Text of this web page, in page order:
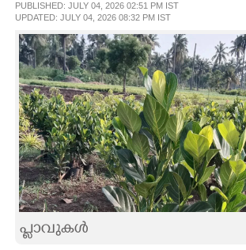
SPIRITUAL
INFO+
ART
ASTRO
PUBLISHED: JULY 04, 2026 02:51 PM IST
UPDATED: JULY 04, 2026 08:32 PM IST
പ്ലാവുകൾ